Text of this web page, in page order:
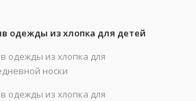
одежды из хлопка для детей
одежды из хлопка для
носки
одежды из хлопка для